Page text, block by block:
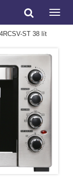
Toggle
ST 38 lít